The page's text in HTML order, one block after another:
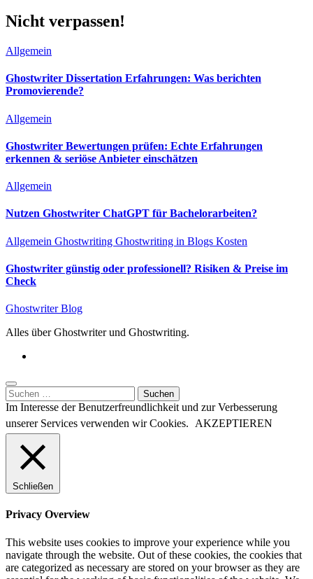
Nicht verpassen!
Allgemein
Ghostwriter Dissertation Erfahrungen: Was berichten
Promovierende?
Allgemein
Ghostwriter Bewertungen prüfen: Echte Erfahrungen
erkennen & seriöse Anbieter einschätzen
Allgemein
Nutzen Ghostwriter ChatGPT für Bachelorarbeiten?
Allgemein Ghostwriting Ghostwriting in Blogs Kosten
Ghostwriter günstig oder professionell? Risiken & Preise im
Check
Ghostwriter Blog
Alles über Ghostwriter und Ghostwriting.
Suchen
nach:
Im Interesse der Benutzerfreundlichkeit und zur Verbesserung
unserer Services verwenden wir Cookies.
AKZEPTIEREN
Schließen
Privacy Overview
This website uses cookies to improve your experience while you
navigate through the website. Out of these cookies, the cookies that
are categorized as necessary are stored on your browser as they are